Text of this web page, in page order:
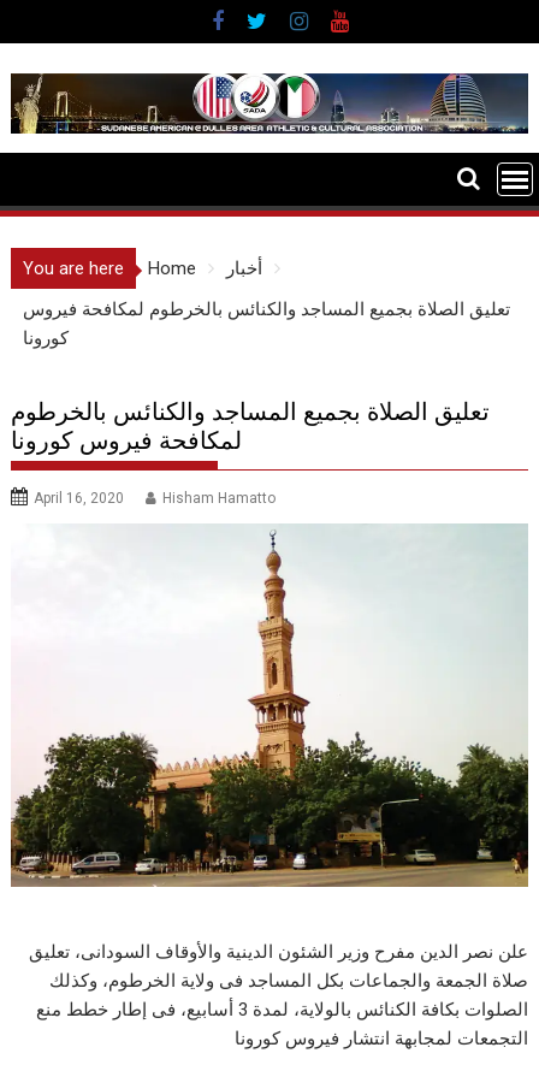
to
content
You are here Home
أخبار
تعليق الصلاة بجميع المساجد والكنائس بالخرطوم لمكافحة فيروس
كورونا
تعليق الصلاة بجميع المساجد والكنائس بالخرطوم
لمكافحة فيروس كورونا
April 16, 2020 Hisham Hamatto
علن نصر الدين مفرح وزير الشئون الدينية والأوقاف السودانى، تعليق
صلاة الجمعة والجماعات بكل المساجد فى ولاية الخرطوم، وكذلك
الصلوات بكافة الكنائس بالولاية، لمدة 3 أسابيع، فى إطار خطط منع
التجمعات لمجابهة انتشار فيروس كورونا